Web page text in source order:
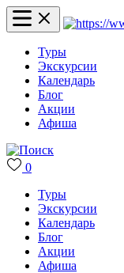
Туры
Экскурсии
Календарь
Блог
Акции
Афиша
0
Туры
Экскурсии
Календарь
Блог
Акции
Афиша